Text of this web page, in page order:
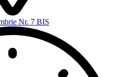
Nr. 7 BIS